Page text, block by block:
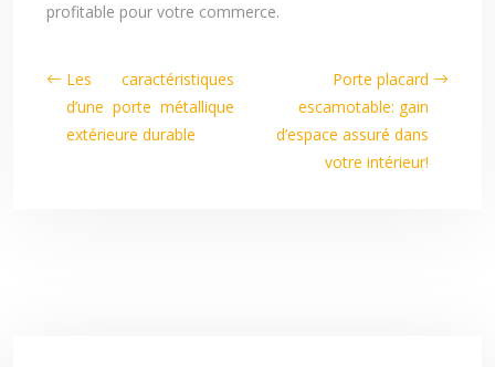
profitable pour votre commerce.
Les caractéristiques
d’une porte métallique
extérieure durable
Porte placard
escamotable: gain
d’espace assuré dans
votre intérieur!